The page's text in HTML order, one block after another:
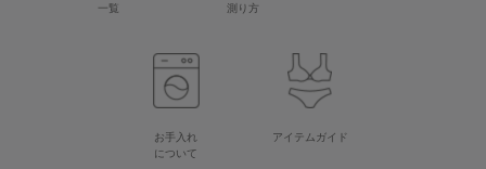
一覧
測り方
お手入れ
について
アイテムガイド